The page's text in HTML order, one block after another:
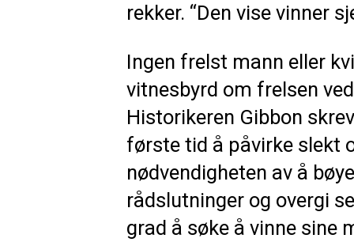
rekker. “Den vise vinner
Ingen frelst mann eller
vitnesbyrd om frelsen
Historikeren Gibbon
første tid å påvirke slekt
nødvendigheten av å
rådslutninger og overgi
grad å søke å vinne sine